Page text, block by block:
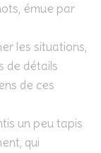
émue par
les situations,
de détails
de ces
un peu tapis
qui